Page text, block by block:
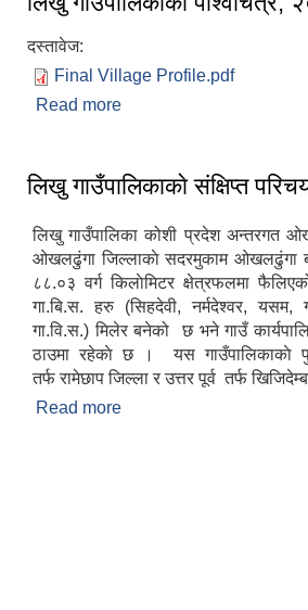
दस्तावेज:
Final Village Profile.pdf
Read more
लिखु गाउँपालिकाकाे संक्षिप्त
लिखु गाउँपालिका कोशी प्रदेश अन्तरगत
ओखलढुंगा जिल्लाकाे सदरमुकाम ओखलढुंगा
८८.०३ वर्ग किलाेमिटर क्षेत्रफलमा
गा.बि.स. हरु (सिहदेवी, नर्मदेश्वर, यसम,
गा.वि.स.) मिलेर बनेको छ भने गाउँ
ठाउमा रहेकाे छ । यस गाउँपालिकाकाे
तर्फ रामेछाप जिल्ला र उत्तर पूर्व तर्फ
Read more